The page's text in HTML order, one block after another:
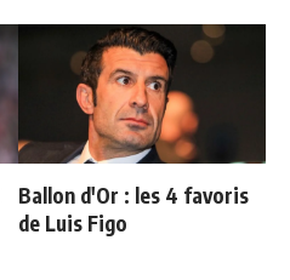
Ballon d'Or : les 4 favoris
de Luis Figo